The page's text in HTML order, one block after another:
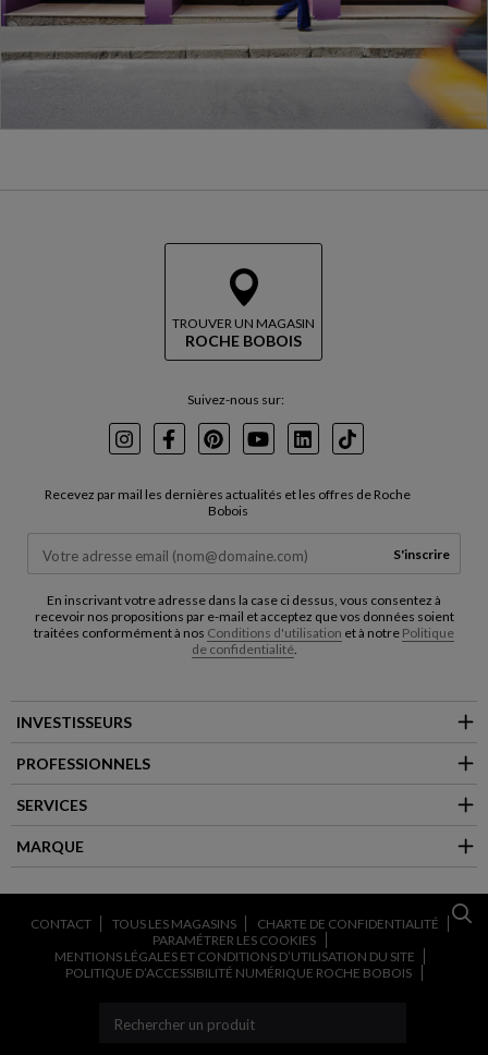
TROUVER UN MAGASIN
ROCHE BOBOIS
Suivez-nous sur:
InstagramFacebookPinterest
YoutubeLinkedInTikTok
Recevez par mail les dernières actualités et les offres de Roche
Bobois
S'inscrire
En inscrivant votre adresse dans la case ci dessus, vous consentez à
recevoir nos propositions par e-mail et acceptez que vos données soient
traitées conformément à nos Conditions d'utilisation et à notre Politique
de confidentialité.
INVESTISSEURS
PROFESSIONNELS
SERVICES
MARQUE
CONTACT TOUS LES MAGASINS
CHARTE DE CONFIDENTIALITÉ
PARAMÉTRER LES COOKIES
MENTIONS LÉGALES ET CONDITIONS D’UTILISATION DU SITE
POLITIQUE D’ACCESSIBILITÉ NUMÉRIQUE ROCHE BOBOIS